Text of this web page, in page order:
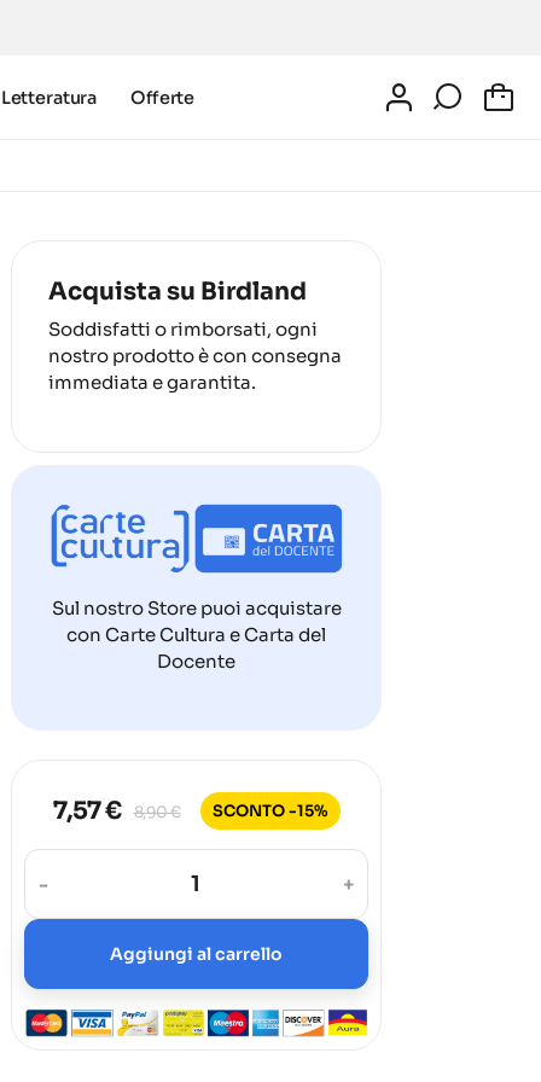
Letteratura Offerte
Acquista su Birdland
Soddisfatti o rimborsati, ogni
nostro prodotto è con consegna
immediata e garantita.
Sul nostro Store puoi acquistare
con Carte Cultura e Carta del
Docente
7,57 € 8,90 € SCONTO -15%
- +
Aggiungi al carrello